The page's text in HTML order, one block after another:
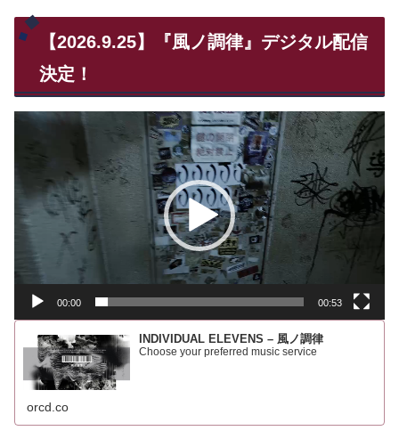
【2026.9.25】『風ノ調律』デジタル配信
決定！
レ
ー
ー
00:00 00:53
INDIVIDUAL ELEVENS – 風ノ調律
Choose your preferred music service
orcd.co